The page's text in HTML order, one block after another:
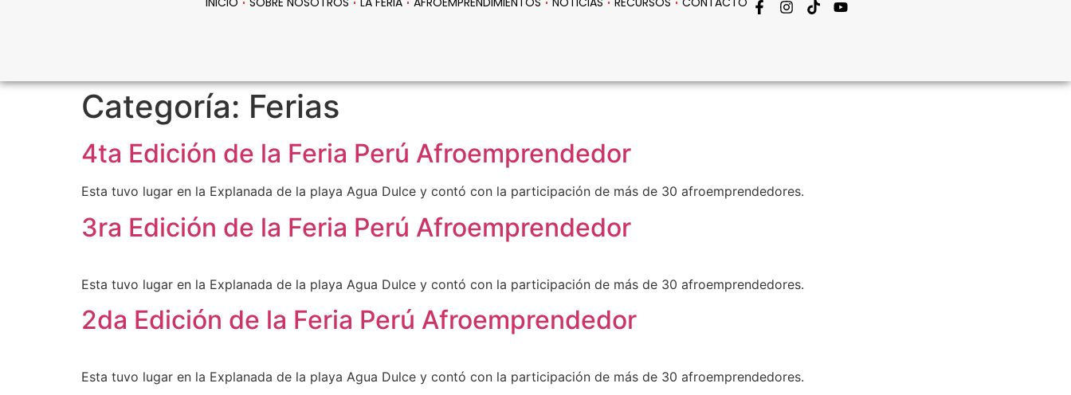
Categoría: Ferias
4ta Edición de la Feria Perú Afroemprendedor
Esta tuvo lugar en la Explanada de la playa Agua Dulce y contó con la participación de más de 30 afroemprendedores.
3ra Edición de la Feria Perú Afroemprendedor
Esta tuvo lugar en la Explanada de la playa Agua Dulce y contó con la participación de más de 30 afroemprendedores.
2da Edición de la Feria Perú Afroemprendedor
Esta tuvo lugar en la Explanada de la playa Agua Dulce y contó con la participación de más de 30 afroemprendedores.